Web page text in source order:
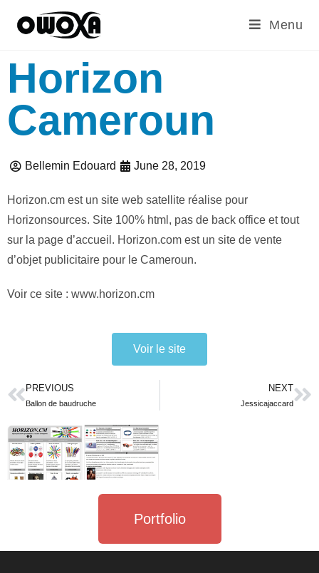
Menu
Horizon
Cameroun
Bellemin Edouard June 28, 2019
Horizon.cm est un site web satellite réalise pour
Horizonsources. Site 100% html, pas de back office et tout
sur la page d’accueil. Horizon.com est un site de vente
d’objet publicitaire pour le Cameroun.
Voir ce site : www.horizon.cm
Voir le site
PREVIOUS
Ballon de baudruche
NEXT
Jessicajaccard
Portfolio